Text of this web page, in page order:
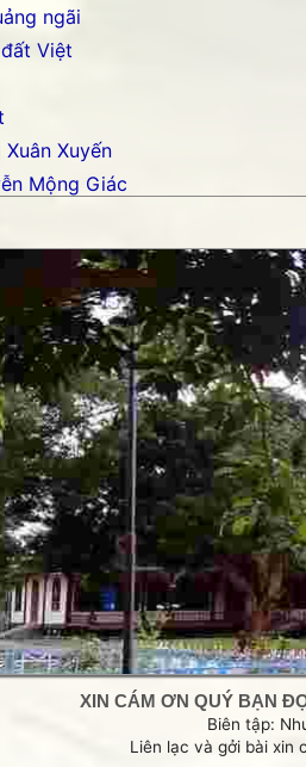
ngãi
Việt
Xuyến
Mộng Giác
Duy
Nguyên Chương
Du
Luân Hoán
Thanh niên
Việt
XIN CÁM ƠN QUÝ BẠN
Biên tập:
Liên lạc và gởi bài xin